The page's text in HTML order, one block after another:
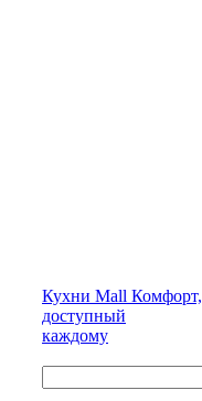
Кухни Mall Комфорт,
доступный
каждому